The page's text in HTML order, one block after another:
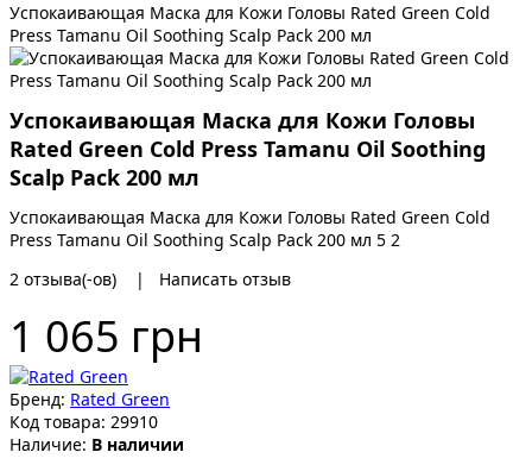
Успокаивающая Маска для Кожи Головы Rated Green Cold
Press Tamanu Oil Soothing Scalp Pack 200 мл
Успокаивающая Маска для Кожи Головы
Rated Green Cold Press Tamanu Oil Soothing
Scalp Pack 200 мл
Успокаивающая Маска для Кожи Головы Rated Green Cold
Press Tamanu Oil Soothing Scalp Pack 200 мл 5 2
2 отзыва(-ов) | Написать отзыв
1 065 грн
Бренд: Rated Green
Код товара: 29910
Наличие: В наличии